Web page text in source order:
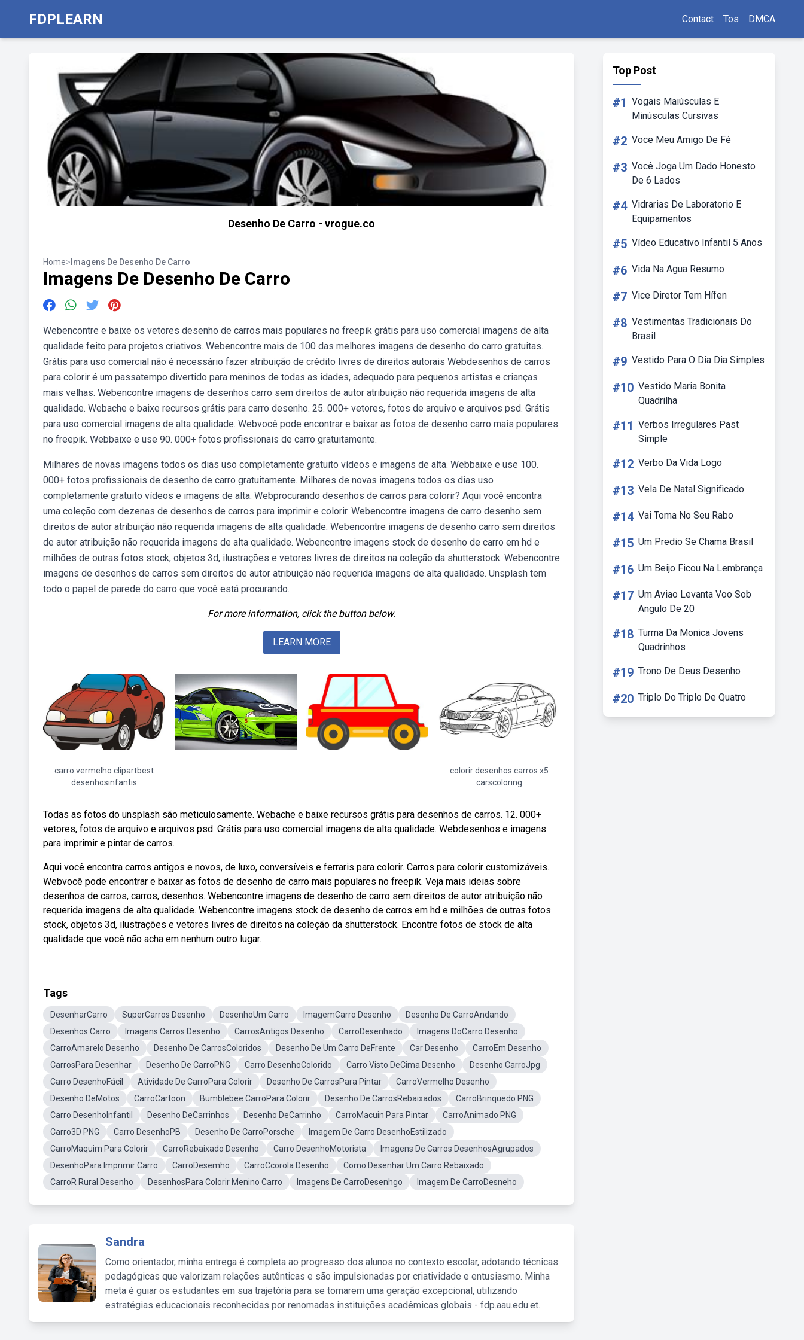
FDPLEARN Contact Tos DMCA
Desenho De Carro - vrogue.co
Home> Imagens De Desenho De Carro
Imagens De Desenho De Carro
Webencontre e baixe os vetores desenho de carros mais populares no freepik grátis para uso comercial imagens de alta
qualidade feito para projetos criativos. Webencontre mais de 100 das melhores imagens de desenho do carro gratuitas.
Grátis para uso comercial não é necessário fazer atribuição de crédito livres de direitos autorais Webdesenhos de carros
para colorir é um passatempo divertido para meninos de todas as idades, adequado para pequenos artistas e crianças
mais velhas. Webencontre imagens de desenhos carro sem direitos de autor atribuição não requerida imagens de alta
qualidade. Webache e baixe recursos grátis para carro desenho. 25. 000+ vetores, fotos de arquivo e arquivos psd. Grátis
para uso comercial imagens de alta qualidade. Webvocê pode encontrar e baixar as fotos de desenho carro mais populares
no freepik. Webbaixe e use 90. 000+ fotos profissionais de carro gratuitamente.
Milhares de novas imagens todos os dias uso completamente gratuito vídeos e imagens de alta. Webbaixe e use 100.
000+ fotos profissionais de desenho de carro gratuitamente. Milhares de novas imagens todos os dias uso
completamente gratuito vídeos e imagens de alta. Webprocurando desenhos de carros para colorir? Aqui você encontra
uma coleção com dezenas de desenhos de carros para imprimir e colorir. Webencontre imagens de carro desenho sem
direitos de autor atribuição não requerida imagens de alta qualidade. Webencontre imagens de desenho carro sem direitos
de autor atribuição não requerida imagens de alta qualidade. Webencontre imagens stock de desenho de carro em hd e
milhões de outras fotos stock, objetos 3d, ilustrações e vetores livres de direitos na coleção da shutterstock. Webencontre
imagens de desenhos de carros sem direitos de autor atribuição não requerida imagens de alta qualidade. Unsplash tem
todo o papel de parede do carro que você está procurando.
For more information, click the button below.
LEARN MORE
carro vermelho clipartbest
desenhosinfantis
colorir desenhos carros x5
carscoloring
Todas as fotos do unsplash são meticulosamente. Webache e baixe recursos grátis para desenhos de carros. 12. 000+
vetores, fotos de arquivo e arquivos psd. Grátis para uso comercial imagens de alta qualidade. Webdesenhos e imagens
para imprimir e pintar de carros.
Aqui você encontra carros antigos e novos, de luxo, conversíveis e ferraris para colorir. Carros para colorir customizáveis.
Webvocê pode encontrar e baixar as fotos de desenho de carro mais populares no freepik. Veja mais ideias sobre
desenhos de carros, carros, desenhos. Webencontre imagens de desenho de carro sem direitos de autor atribuição não
requerida imagens de alta qualidade. Webencontre imagens stock de desenho de carros em hd e milhões de outras fotos
stock, objetos 3d, ilustrações e vetores livres de direitos na coleção da shutterstock. Encontre fotos de stock de alta
qualidade que você não acha em nenhum outro lugar.
Tags
DesenharCarro SuperCarros Desenho DesenhoUm Carro ImagemCarro Desenho
Desenho De CarroAndando
Desenhos Carro
Imagens Carros Desenho CarrosAntigos Desenho CarroDesenhado
Imagens DoCarro Desenho
CarroAmarelo Desenho
Desenho De CarrosColoridos Desenho De Um Carro DeFrente Car Desenho
CarroEm Desenho
CarrosPara Desenhar
Desenho De CarroPNG Carro DesenhoColorido Carro Visto DeCima Desenho
Desenho CarroJpg
Carro DesenhoFácil
Atividade De CarroPara Colorir Desenho De CarrosPara Pintar
CarroVermelho Desenho
Desenho DeMotos
CarroCartoon Bumblebee CarroPara Colorir Desenho De CarrosRebaixados
CarroBrinquedo PNG
Carro DesenhoInfantil
Desenho DeCarrinhos Desenho DeCarrinho CarroMacuin Para Pintar
CarroAnimado PNG
Carro3D PNG
Carro DesenhoPB Desenho De CarroPorsche
Imagem De Carro DesenhoEstilizado
CarroMaquim Para Colorir
CarroRebaixado Desenho Carro DesenhoMotorista
Imagens De Carros DesenhosAgrupados
DesenhoPara Imprimir Carro
CarroDesemho CarroCcorola Desenho
Como Desenhar Um Carro Rebaixado
CarroR Rural Desenho
DesenhosPara Colorir Menino Carro Imagens De CarroDesenhgo Imagem De CarroDesneho
Sandra
Como orientador, minha entrega é completa ao progresso dos alunos no contexto escolar, adotando técnicas
pedagógicas que valorizam relações autênticas e são impulsionadas por criatividade e entusiasmo. Minha
meta é guiar os estudantes em sua trajetória para se tornarem uma geração excepcional, utilizando
estratégias educacionais reconhecidas por renomadas instituições acadêmicas globais - fdp.aau.edu.et.
Top Post
#1 Vogais Maiúsculas E
Minúsculas Cursivas
#2 Voce Meu Amigo De Fé
#3 Você Joga Um Dado Honesto
De 6 Lados
#4 Vidrarias De Laboratorio E
Equipamentos
#5 Vídeo Educativo Infantil 5 Anos
#6 Vida Na Agua Resumo
#7 Vice Diretor Tem Hífen
#8 Vestimentas Tradicionais Do
Brasil
#9 Vestido Para O Dia Dia Simples
#10 Vestido Maria Bonita
Quadrilha
#11 Verbos Irregulares Past
Simple
#12 Verbo Da Vida Logo
#13 Vela De Natal Significado
#14 Vai Toma No Seu Rabo
#15 Um Predio Se Chama Brasil
#16 Um Beijo Ficou Na Lembrança
#17 Um Aviao Levanta Voo Sob
Angulo De 20
#18 Turma Da Monica Jovens
Quadrinhos
#19 Trono De Deus Desenho
#20 Triplo Do Triplo De Quatro